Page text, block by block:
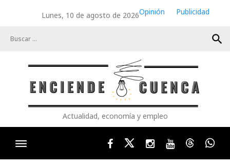
Lunes, 10 de agosto de 2026Opinión
Publicidad
search
Actualidad, economía y empleo
FacebookTwitterInstagram
YoutubeThreads